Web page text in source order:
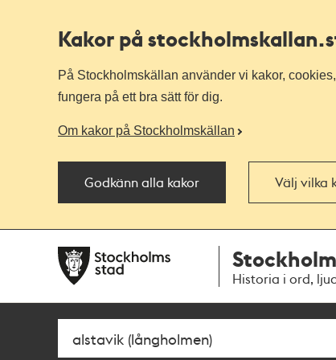
Kakor på stockholmskallan
På Stockholmskällan använder vi kakor,
fungera på ett bra sätt för dig.
Om kakor på Stockholmskällan
Godkänn alla kakor Välj vilka
navigationen
huvudinnehållet
Historia i ord,
Sök